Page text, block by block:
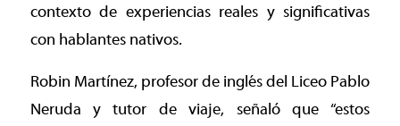
contexto de experiencias reales y significativas
con hablantes nativos.
Robin Martínez, profesor de inglés del Liceo Pablo
Neruda y tutor de viaje, señaló que “estos